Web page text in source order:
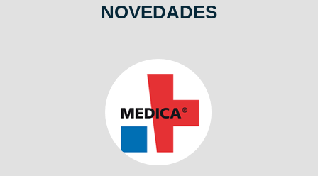
NOVEDADES